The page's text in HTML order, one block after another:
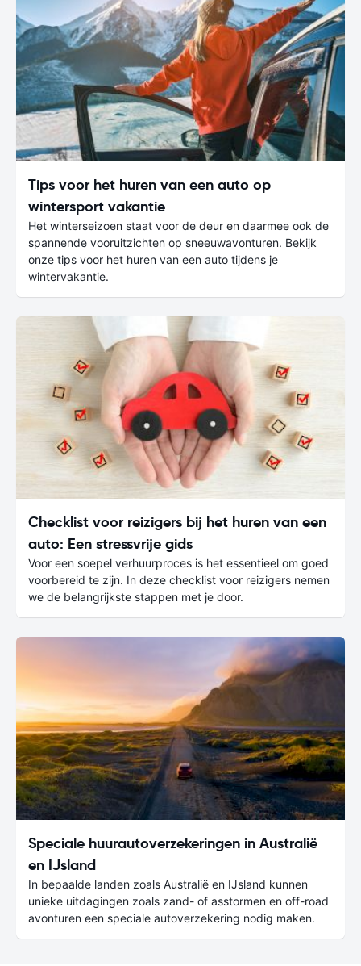
Tips voor het huren van een auto op
wintersport vakantie
Het winterseizoen staat voor de deur en daarmee ook de
spannende vooruitzichten op sneeuwavonturen. Bekijk
onze tips voor het huren van een auto tijdens je
wintervakantie.
Checklist voor reizigers bij het huren van een
auto: Een stressvrije gids
Voor een soepel verhuurproces is het essentieel om goed
voorbereid te zijn. In deze checklist voor reizigers nemen
we de belangrijkste stappen met je door.
Speciale huurautoverzekeringen in Australië
en IJsland
In bepaalde landen zoals Australië en IJsland kunnen
unieke uitdagingen zoals zand- of asstormen en off-road
avonturen een speciale autoverzekering nodig maken.